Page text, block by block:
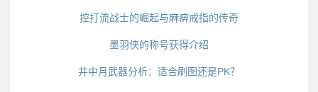
控打流战士的崛起与麻痹戒指的传奇
墨羽侠的称号获得介绍
井中月武器分析：适合刷图还是PK？